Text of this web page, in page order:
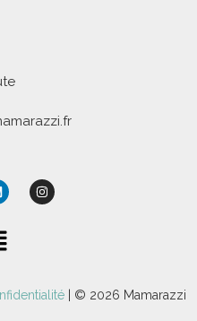
| © 2026 Mamarazzi